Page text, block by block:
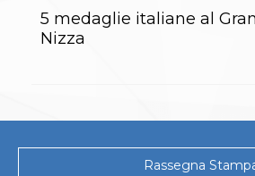
Lotta
Karate
News
5 medaglie italiane al
Nizza
Rassegna